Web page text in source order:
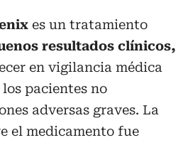
es un tratamiento
resultados clínicos,
en vigilancia médica
pacientes no
adversas graves. La
el medicamento fue